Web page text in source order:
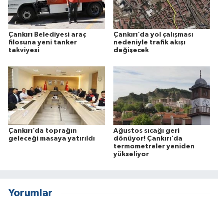
Çankırı Belediyesi araç
filosuna yeni tanker
takviyesi
Çankırı’da yol çalışması
nedeniyle trafik akışı
değişecek
Çankırı’da toprağın
geleceği masaya yatırıldı
Ağustos sıcağı geri
dönüyor! Çankırı’da
termometreler yeniden
yükseliyor
Yorumlar